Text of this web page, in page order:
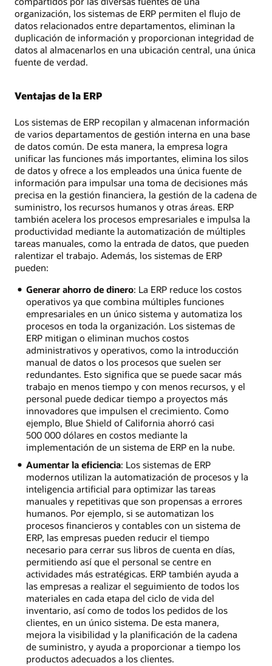
organización, los sistemas de ERP permiten el flujo de
datos relacionados entre departamentos, eliminan la
duplicación de información y proporcionan integridad de
datos al almacenarlos en una ubicación central, una única
fuente de verdad.
Ventajas de la ERP
Los sistemas de ERP recopilan y almacenan información
de varios departamentos de gestión interna en una base
de datos común. De esta manera, la empresa logra
unificar las funciones más importantes, elimina los silos
de datos y ofrece a los empleados una única fuente de
información para impulsar una toma de decisiones más
precisa en la gestión financiera, la gestión de la cadena de
suministro, los recursos humanos y otras áreas. ERP
también acelera los procesos empresariales e impulsa la
productividad mediante la automatización de múltiples
tareas manuales, como la entrada de datos, que pueden
ralentizar el trabajo. Además, los sistemas de ERP
pueden:
Generar ahorro de dinero: La ERP reduce los costos
operativos ya que combina múltiples funciones
empresariales en un único sistema y automatiza los
procesos en toda la organización. Los sistemas de
ERP mitigan o eliminan muchos costos
administrativos y operativos, como la introducción
manual de datos o los procesos que suelen ser
redundantes. Esto significa que se puede sacar más
trabajo en menos tiempo y con menos recursos, y el
personal puede dedicar tiempo a proyectos más
innovadores que impulsen el crecimiento. Como
ejemplo, Blue Shield of California ahorró casi
500 000 dólares en costos mediante la
implementación de un sistema de ERP en la nube.
Aumentar la eficiencia: Los sistemas de ERP
modernos utilizan la automatización de procesos y la
inteligencia artificial para optimizar las tareas
manuales y repetitivas que son propensas a errores
humanos. Por ejemplo, si se automatizan los
procesos financieros y contables con un sistema de
ERP, las empresas pueden reducir el tiempo
necesario para cerrar sus libros de cuenta en días,
permitiendo así que el personal se centre en
actividades más estratégicas. ERP también ayuda a
las empresas a realizar el seguimiento de todos los
materiales en cada etapa del ciclo de vida del
inventario, así como de todos los pedidos de los
clientes, en un único sistema. De esta manera,
mejora la visibilidad y la planificación de la cadena
de suministro, y ayuda a proporcionar a tiempo los
productos adecuados a los clientes.